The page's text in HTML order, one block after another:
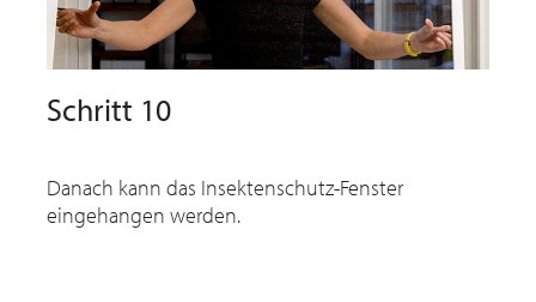
Schritt 10
Danach kann das Insektenschutz-Fenster
eingehangen werden.